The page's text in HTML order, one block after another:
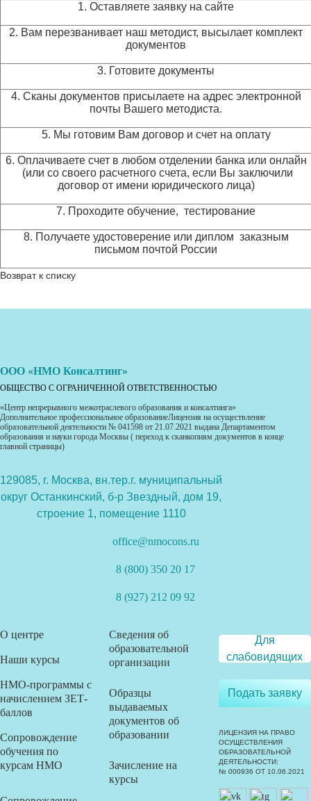
1. Оставляете заявку на сайте
2. Вам перезванивает наш методист, высылает комплект
документов
3. Готовите документы
4. Сканы документов присылаете на адрес электронной
почты Вашего методиста.
5. Мы готовим Вам договор и счет на оплату
6. Оплачиваете счет в любом отделении банка или онлайн
(или со своего расчетного счета, если Вы заключили
договор от имени юридического лица)
7. Проходите обучение, тестирование
8. Получаете удостоверение или диплом заказным
письмом почтой России
Возврат к списку
ООО «НМО Консалтинг»
ОБЩЕСТВО С ОГРАНИЧЕННОЙ ОТВЕТСТВЕННОСТЬЮ
«Центр непрерывного межотраслевого образования и консалтинга»
Дополнительное профессиональное образованиеЛицензия на осуществление
образовательной деятельности № 041598 от 21.07.2021 выдана Департаментом
образования и науки города Москвы ( переход к сканкопиям документов в конце
главной страницы)
129085, г. Москва, вн.тер.г. муниципальный
округ Останкинский, б-р Звездный, дом 19,
строение 1, помещение 1110
office@nmocons.ru
8 (800) 350 20 17
8 (927) 212 09 92
О центре
Наши курсы
НМО-программы с
начислением ЗЕТ-
баллов
Сопровождение
обучения по
курсам НМО
Сведения об
образовательной
организации
Образцы
выдаваемых
документов об
образовании
Зачисление на
курсы
Для
слабовидящих
Подать заявку
ЛИЦЕНЗИЯ НА ПРАВО
ОСУЩЕСТВЛЕНИЯ
ОБРАЗОВАТЕЛЬНОЙ
ДЕЯТЕЛЬНОСТИ:
№ 000936 ОТ 10.06.2021